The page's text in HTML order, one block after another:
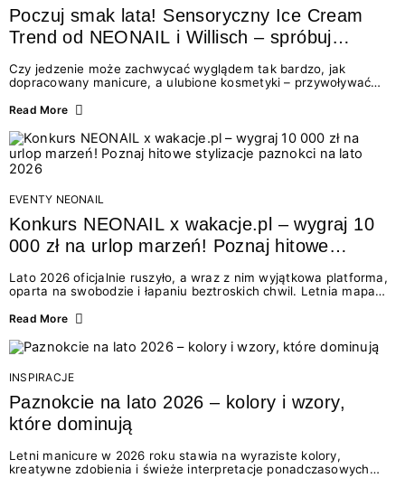
Poczuj smak lata! Sensoryczny Ice Cream
Trend od NEONAIL i Willisch – spróbuj
nowych lodów i odbierz prezent!
Czy jedzenie może zachwycać wyglądem tak bardzo, jak
dopracowany manicure, a ulubione kosmetyki – przywoływać
świata beauty i oszałamiających deserów to coś więcej niż
zmysłami: przez soczysty kolor, aksamitną teksturę,
orzeźwiający zapach i słodki akcent na podniebieniu. Tego lata
NEONAIL łączy siły z marką Willisch, tworząc unikalny projekt
na styku jedzenia i piękna....
Read More
EVENTY NEONAIL
Konkurs NEONAIL x wakacje.pl – wygraj 10
000 zł na urlop marzeń! Poznaj hitowe
Lato 2026 oficjalnie ruszyło, a wraz z nim wyjątkowa platforma,
oparta na swobodzie i łapaniu beztroskich chwil. Letnia mapa
doświadczenia wakacji – od spontanicznych wyjazdów, przez
Motywem przewodnim jest eksplorowanie i kolekcjonowanie
letnich momentów. Z tej okazji przygotowaliśmy coś absolutnie
wyjątkowego: wielki konkurs z wakacje.pl oraz dawkę
najgorętszych trendów w...
Read More
INSPIRACJE
Paznokcie na lato 2026 – kolory i wzory,
które dominują
Letni manicure w 2026 roku stawia na wyraziste kolory,
kreatywne zdobienia i świeże interpretacje ponadczasowych